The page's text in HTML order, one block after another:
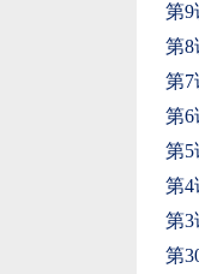
第9
第8
第7
第6
第5
第4
第3
第